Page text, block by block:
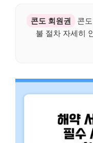
콘도 회원권
콘
불 절차 자세히